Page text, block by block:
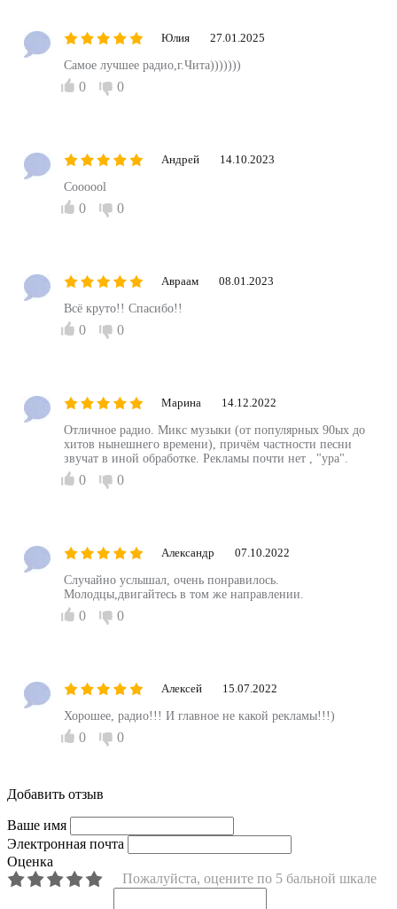
Юлия 27.01.2025
Самое лучшее радио,г.Чита)))))))
0 0
Андрей 14.10.2023
Coooool
0 0
Авраам 08.01.2023
Всё круто!! Спасибо!!
0 0
Марина 14.12.2022
Отличное радио. Микс музыки (от популярных 90ых до
хитов нынешнего времени), причём частности песни
звучат в иной обработке. Рекламы почти нет , "ура".
0 0
Александр 07.10.2022
Случайно услышал, очень понравилось.
Молодцы,двигайтесь в том же направлении.
0 0
Алексей 15.07.2022
Хорошее, радио!!! И главное не какой рекламы!!!)
0 0
Добавить отзыв
Ваше имя
Электронная почта
Оценка
Пожалуйста, оцените по 5 бальной шкале